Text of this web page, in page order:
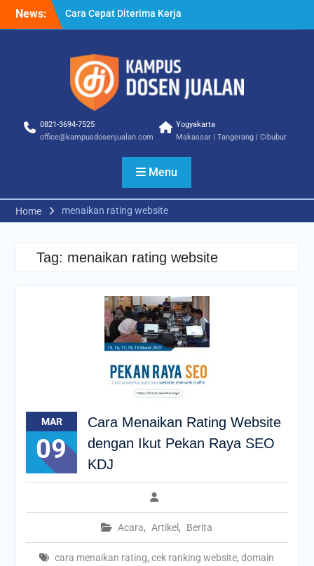
News:
Cara Cepat Diterima Kerja
– Tips Praktis yang Bisa
Cara Biar Dapat Pekerjaan
– Panduan Lengkap untuk
Pencari Kerja
Cara Dapat Pekerjaan –
Memperbesar Peluang
0821-3694-7525
office@kampusdosenjualan.com
Yogyakarta
Makassar | Tangerang | Cibubur
Menu
Home menaikan rating website
Tag: menaikan rating website
MAR
09
Cara Menaikan Rating Website
dengan Ikut Pekan Raya SEO
KDJ
Acara, Artikel , Berita
cara menaikan rating,cek ranking website,domain